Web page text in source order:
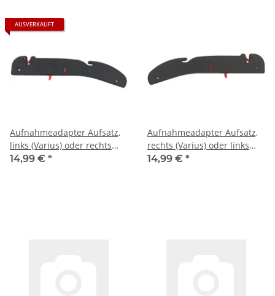
AUSVERKAUFT
Aufnahmeadapter Aufsatz,
links (Varius) oder rechts
(Vita)
14,99 € *
Aufnahmeadapter Aufsatz,
rechts (Varius) oder links
(Vita)
14,99 € *